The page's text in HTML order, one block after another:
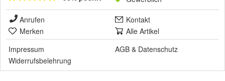
Anrufen
Kontakt
Merken
Alle Artikel
Impressum
AGB & Datenschutz
Widerrufsbelehrung